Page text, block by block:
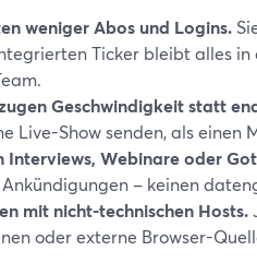
weniger Abos und Logins.
Ticker bleibt alles in
Geschwindigkeit statt
Live-Show senden, als einen
Interviews, Webinare oder
Ankündigungen – keinen
mit nicht-technischen Hosts.
oder externe Browser-